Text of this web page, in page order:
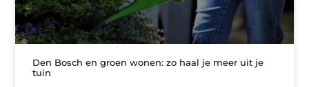
Den Bosch en groen wonen: zo haal je meer uit je
tuin